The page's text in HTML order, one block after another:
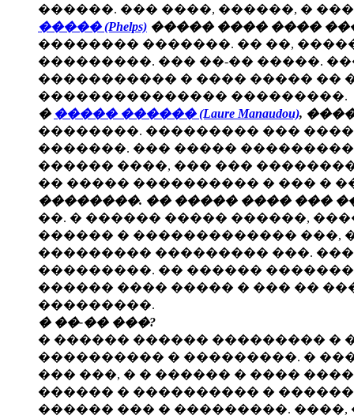
������. ��� ����, ������, �
����� (Phelps) ����� ���� ����
�������� �������. �� ��,
���������. ��� ��-�� �����.
����������� � ���� ����� ��
��������������� ���������.
� ����� ������ (Laure Manaudou),
��������. ��������� ���
�������. ��� �����
������ ����, ��� ���
�� ����� ���������� � ��� �
��������. �� ����� ���� ���
��. � ������ ����� ������,
������ � ������������� ���,
��������� ��������� ���.
���������. �� ������
������ ���� ����� � ��� ��
���������.
� ��-�� ���?
� ������ ������ ��������� �
���������� � ���������. �
��� ���, � � ������ � ����
������ � ���������� �
������ ��� � ���������.